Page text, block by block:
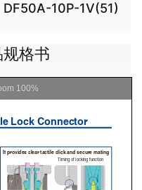
DF50A-10P-1V(51)
格书
100%